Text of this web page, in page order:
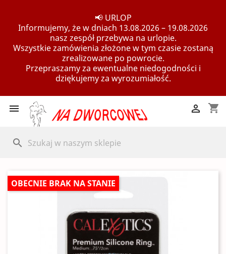
📢 URLOP
Informujemy, że w dniach 13.08.2026 – 19.08.2026
nasz zespół przebywa na urlopie.
Wszystkie zamówienia złożone w tym czasie zostaną
zrealizowane po powrocie.
Przepraszamy za ewentualne niedogodności i
dziękujemy za wyrozumiałość.
 shopping_cart

search
OBECNIE BRAK NA STANIE